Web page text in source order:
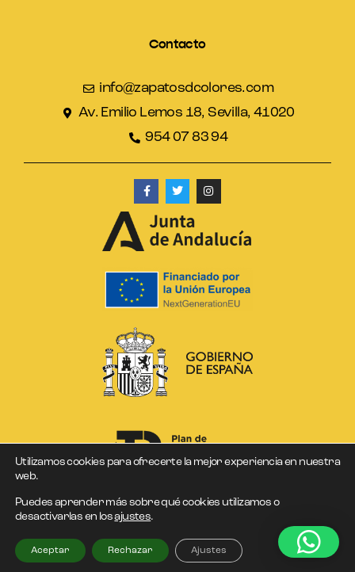
Contacto
info@zapatosdcolores.com
Av. Emilio Lemos 18, Sevilla, 41020
954 07 83 94
DCOLORES © Copyright 2026
Utilizamos cookies para ofrecerte la mejor experiencia en nuestra
web.
Puedes aprender más sobre qué cookies utilizamos o
desactivarlas en losajustes.
Aceptar Rechazar Ajustes